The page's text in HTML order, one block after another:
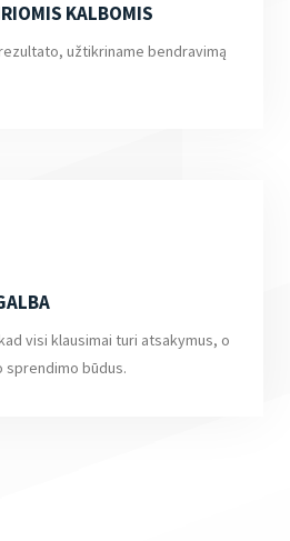
KALBOMIS
užtikriname bendravimą
visi klausimai turi atsakymus, o
sprendimo būdus.